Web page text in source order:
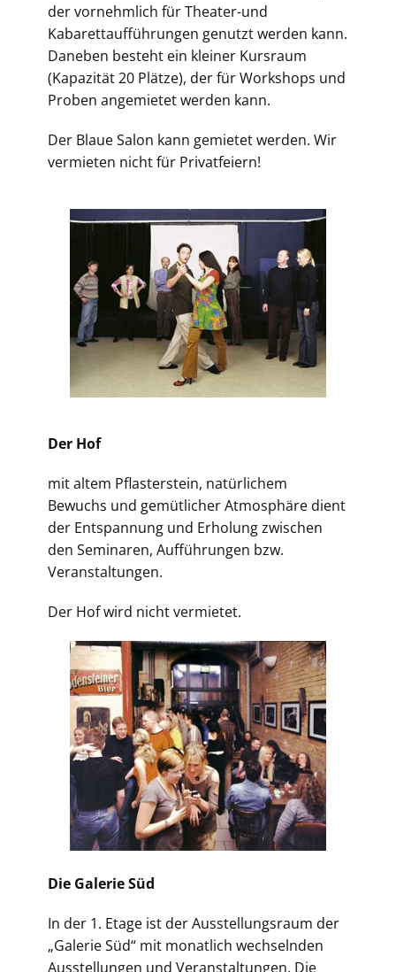
der vornehmlich für Theater-und
Kabarettaufführungen genutzt werden kann.
Daneben besteht ein kleiner Kursraum
(Kapazität 20 Plätze), der für Workshops und
Proben angemietet werden kann.
Der Blaue Salon kann gemietet werden. Wir
vermieten nicht für Privatfeiern!
Der Hof
mit altem Pflasterstein, natürlichem
Bewuchs und gemütlicher Atmosphäre dient
der Entspannung und Erholung zwischen
den Seminaren, Aufführungen bzw.
Veranstaltungen.
Der Hof wird nicht vermietet.
Die Galerie Süd
In der 1. Etage ist der Ausstellungsraum der
„Galerie Süd“ mit monatlich wechselnden
Ausstellungen und Veranstaltungen. Die